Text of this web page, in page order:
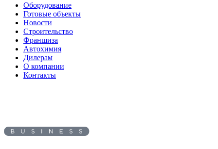
Оборудование
Готовые объекты
Новости
Строительство
Франшиза
Автохимия
Дилерам
О компании
Контакты